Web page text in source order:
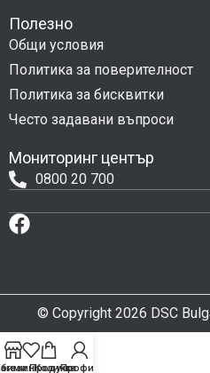
Полезно
Общи условия
Политика за поверителност
Политика за бисквитки
Често задавани въпроси
Мониторинг център
0800 20 700
© Copyright 2026 DSC
Продукти
КоличкаПрофил